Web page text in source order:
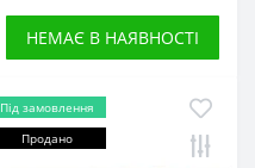
НЕМАЄ В НАЯВНОСТІ
Під замовлення
Продано